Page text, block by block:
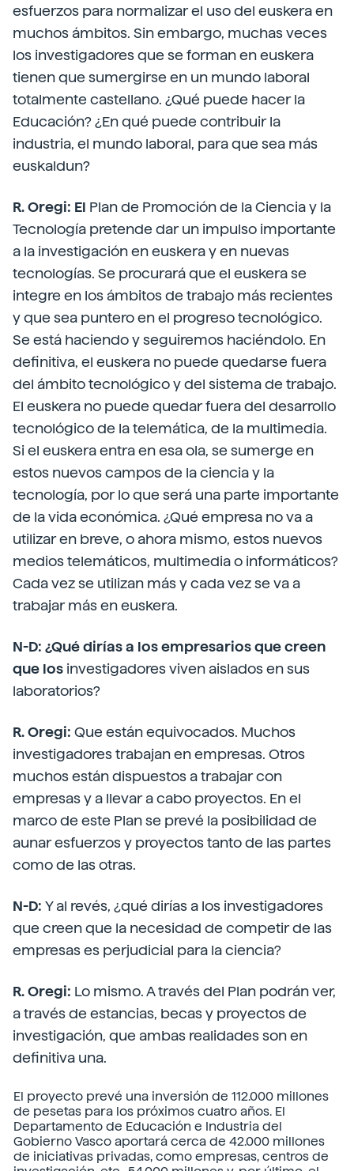
esfuerzos para normalizar el uso del euskera en
muchos ámbitos. Sin embargo, muchas veces
los investigadores que se forman en euskera
tienen que sumergirse en un mundo laboral
totalmente castellano. ¿Qué puede hacer la
Educación? ¿En qué puede contribuir la
industria, el mundo laboral, para que sea más
euskaldun?
R. Oregi: El Plan de Promoción de la Ciencia y la
Tecnología pretende dar un impulso importante
a la investigación en euskera y en nuevas
tecnologías. Se procurará que el euskera se
integre en los ámbitos de trabajo más recientes
y que sea puntero en el progreso tecnológico.
Se está haciendo y seguiremos haciéndolo. En
definitiva, el euskera no puede quedarse fuera
del ámbito tecnológico y del sistema de trabajo.
El euskera no puede quedar fuera del desarrollo
tecnológico de la telemática, de la multimedia.
Si el euskera entra en esa ola, se sumerge en
estos nuevos campos de la ciencia y la
tecnología, por lo que será una parte importante
de la vida económica. ¿Qué empresa no va a
utilizar en breve, o ahora mismo, estos nuevos
medios telemáticos, multimedia o informáticos?
Cada vez se utilizan más y cada vez se va a
trabajar más en euskera.
N-D: ¿Qué dirías a los empresarios que creen
que los investigadores viven aislados en sus
laboratorios?
R. Oregi: Que están equivocados. Muchos
investigadores trabajan en empresas. Otros
muchos están dispuestos a trabajar con
empresas y a llevar a cabo proyectos. En el
marco de este Plan se prevé la posibilidad de
aunar esfuerzos y proyectos tanto de las partes
como de las otras.
N-D: Y al revés, ¿qué dirías a los investigadores
que creen que la necesidad de competir de las
empresas es perjudicial para la ciencia?
R. Oregi: Lo mismo. A través del Plan podrán ver,
a través de estancias, becas y proyectos de
investigación, que ambas realidades son en
definitiva una.
El proyecto prevé una inversión de 112.000 millones
de pesetas para los próximos cuatro años. El
Departamento de Educación e Industria del
Gobierno Vasco aportará cerca de 42.000 millones
de iniciativas privadas, como empresas, centros de